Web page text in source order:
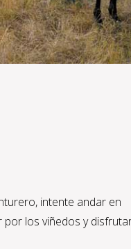
intente andar en
por los viñedos y